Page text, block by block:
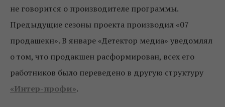
не говорится о производителе программы.
Предыдущие сезоны проекта производил «07
продашекн». В январе «Детектор медиа» уведомлял
о том, что продакшен расформирован, всех его
работников было переведено в другую структуру
«Интер-профи».